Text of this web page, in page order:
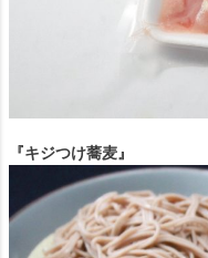
『キジつけ蕎麦』